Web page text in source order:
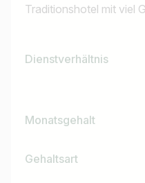
Traditionshotel mit viel
Dienstverhältnis
Monatsgehalt
Gehaltsart